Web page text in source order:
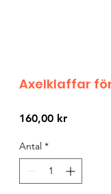
Axelklaffar
160,00 krPris
Antal *